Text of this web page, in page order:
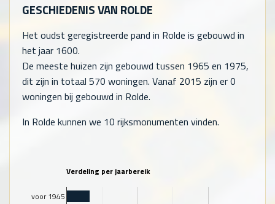
GESCHIEDENIS VAN ROLDE
Het oudst geregistreerde pand in Rolde is gebouwd in
het jaar 1600.
De meeste huizen zijn gebouwd tussen 1965 en 1975,
dit zijn in totaal 570 woningen. Vanaf 2015 zijn er0
woningen bij gebouwd in Rolde.
In Rolde kunnen we 10 rijksmonumenten vinden.
Verdeling per jaarbereik
voor 1945